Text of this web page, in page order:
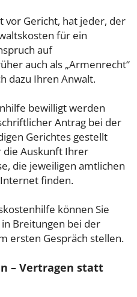
vor Gericht, hat jeder, der
für ein
auf
auch als „Armenrecht“
dazu Ihren Anwalt.
bewilligt werden
Antrag bei der
Gerichtes gestellt
die Auskunft Ihrer
die jeweiligen amtlichen
finden.
können Sie
Breitungen bei der
ersten Gespräch stellen.
– Vertragen statt